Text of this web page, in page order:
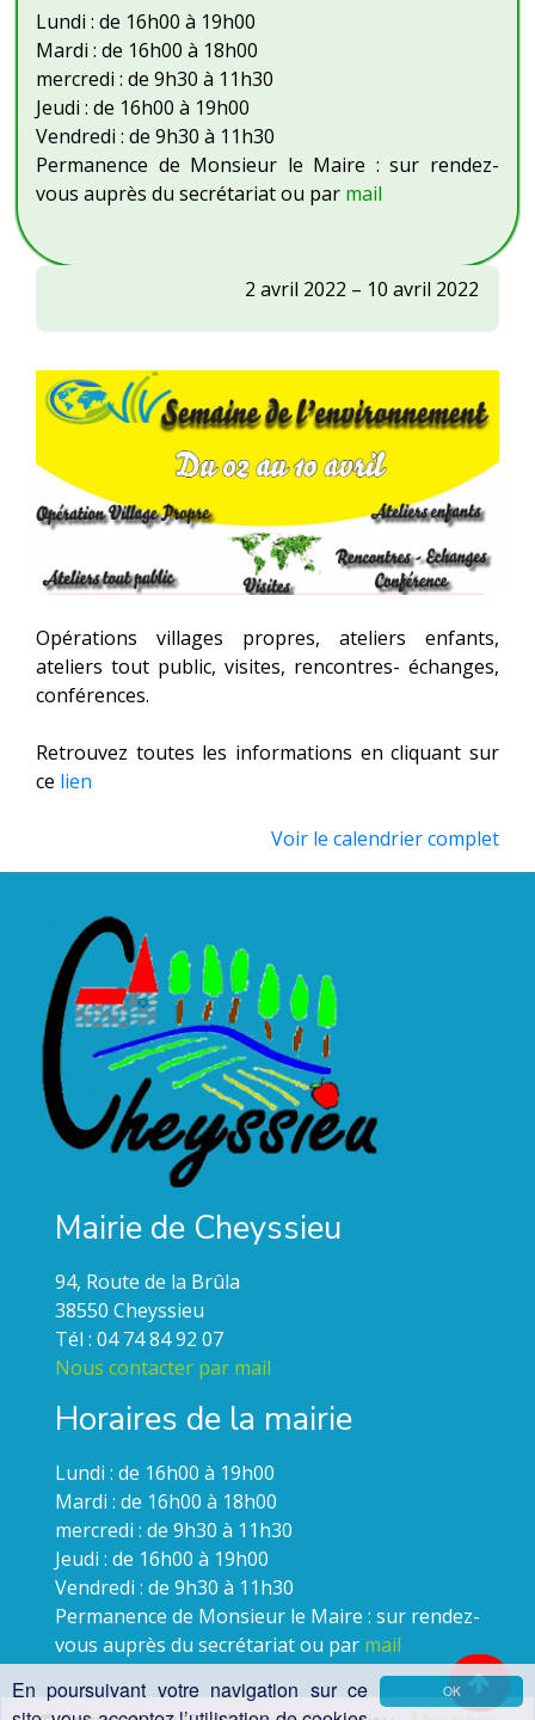
OK
En poursuivant votre navigation sur ce
Lundi : de 16h00 à 19h00
Mardi : de 16h00 à 18h00
mercredi : de 9h30 à 11h30
Jeudi : de 16h00 à 19h00
Vendredi : de 9h30 à 11h30
Permanence de Monsieur le Maire : sur rendez-
vous auprès du secrétariat ou par mail
Centre
OVIV
:
semaine
de
l'environnement
2 avril 2022 – 10 avril 2022
Opérations villages propres, ateliers enfants,
ateliers tout public, visites, rencontres- échanges,
conférences.
Retrouvez toutes les informations en cliquant sur
ce lien
Voir le calendrier complet
Mairie de Cheyssieu
94, Route de la Brûla
38550 Cheyssieu
Tél : 04 74 84 92 07
Nous contacter par mail
Horaires de la mairie
Lundi : de 16h00 à 19h00
Mardi : de 16h00 à 18h00
mercredi : de 9h30 à 11h30
Jeudi : de 16h00 à 19h00
Vendredi : de 9h30 à 11h30
Permanence de Monsieur le Maire : sur rendez-
vous auprès du secrétariat ou par mail